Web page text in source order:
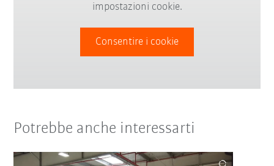
impostazioni cookie.
Consentire i cookie
Potrebbe anche interessarti